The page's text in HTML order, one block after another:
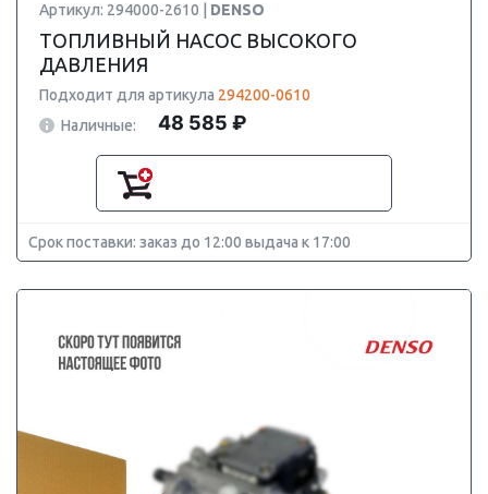
Артикул: 294000-2610 | DENSO
ТОПЛИВНЫЙ НАСОС ВЫСОКОГО
ДАВЛЕНИЯ
Подходит для артикула 294200-0610
Наличные:
48 585 ₽
Срок поставки: заказ до 12:00 выдача к 17:00